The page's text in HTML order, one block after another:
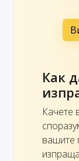
Как
Качете
вашите